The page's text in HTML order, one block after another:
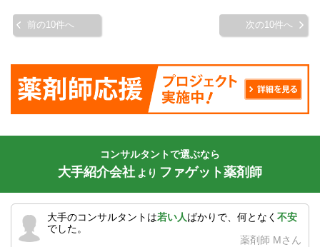
前の10件へ 次の10件へ
コンサルタントで選ぶなら
大手紹介会社 より ファゲット薬剤師
大手のコンサルタントは若い人ばかりで、何となく 不安
でした。
薬剤師 Mさん